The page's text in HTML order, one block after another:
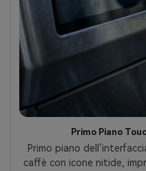
Primo Piano
Primo piano
caffè con icone nitide,